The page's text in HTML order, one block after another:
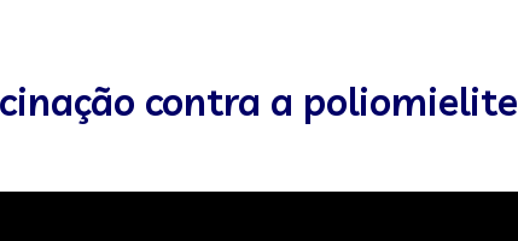
contra a poliomielite